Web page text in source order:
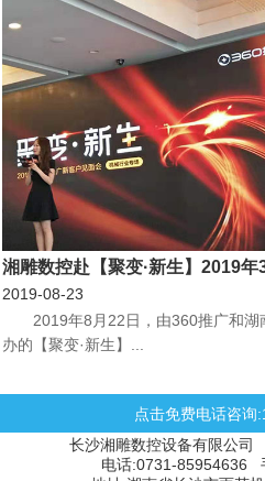
2019-08-23
​2019年8月22日，由360推广和湖
办的【聚变·新生】...
点击免费电话咨询
长沙湘雕数控设备有限公司
电话:0731-85954636